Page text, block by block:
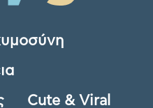
Cute & Viral